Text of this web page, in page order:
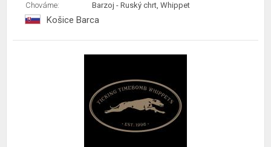
Chováme:
Barzoj - Ruský chrt, Whippet
Košice Barca